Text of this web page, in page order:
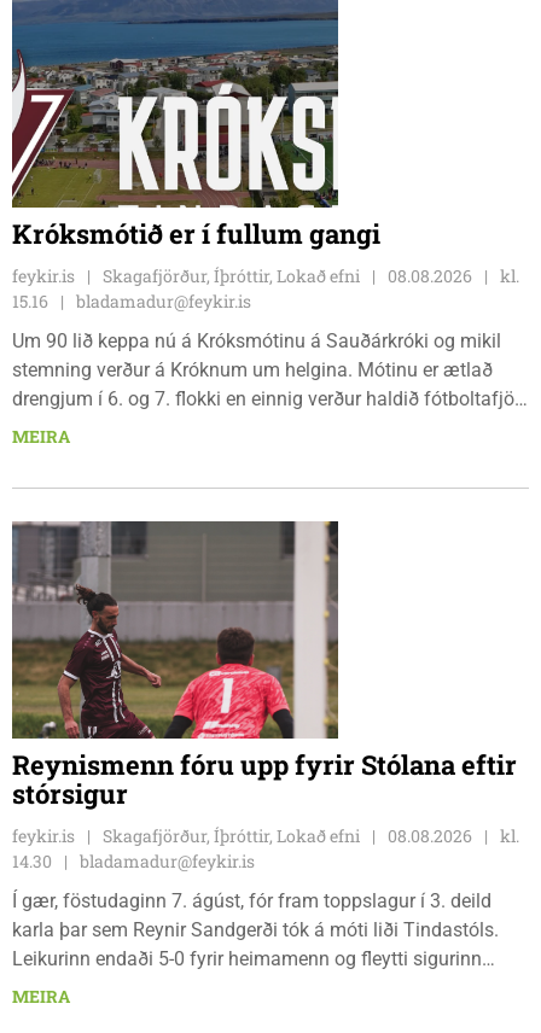
þegar Feykir spurði hann út í málið.
Króksmótið er í fullum gangi
feykir.is Skagafjörður, Íþróttir, Lokað efni 08.08.2026
kl.
15.16
bladamadur@feykir.is
Um 90 lið keppa nú á Króksmótinu á Sauðárkróki og mikil
stemning verður á Króknum um helgina. Mótinu er ætlað
drengjum í 6. og 7. flokki en einnig verður haldið fótboltafjör
fyrir yngri systkini. Mótið hófst í gær, föstudaginn 7. ágúst
MEIRA
Reynismenn fóru upp fyrir Stólana eftir
stórsigur
feykir.is Skagafjörður, Íþróttir, Lokað efni 08.08.2026
kl.
14.30
bladamadur@feykir.is
Í gær, föstudaginn 7. ágúst, fór fram toppslagur í 3. deild
karla þar sem Reynir Sandgerði tók á móti liði Tindastóls.
Leikurinn endaði 5-0 fyrir heimamenn og fleytti sigurinn
Reynismönnum á topp deildarinnar en Stólunum í annað
MEIRA